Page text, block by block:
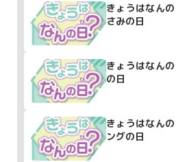
きょうはなん
さみの日
きょうはなん
の日
きょうはなん
ングの日